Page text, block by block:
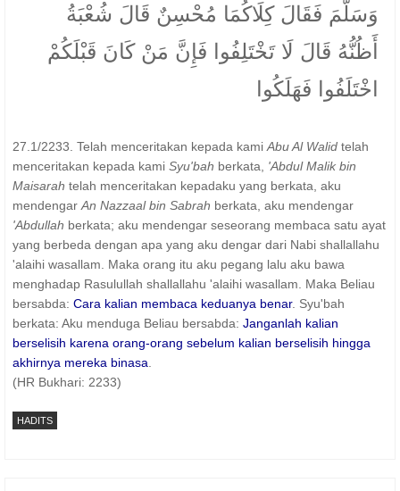
وَسَلَّمَ فَقَالَ كِلَاكُمَا مُحْسِنٌ قَالَ شُعْبَةُ
أَظُنُّهُ قَالَ لَا تَخْتَلِفُوا فَإِنَّ مَنْ كَانَ قَبْلَكُمْ
اخْتَلَفُوا فَهَلَكُوا
27.1/2233. Telah menceritakan kepada kami Abu Al Walid telah
menceritakan kepada kami Syu'bah berkata, 'Abdul Malik bin
Maisarah telah menceritakan kepadaku yang berkata, aku
mendengar An Nazzaal bin Sabrah berkata, aku mendengar
'Abdullah berkata; aku mendengar seseorang membaca satu ayat
yang berbeda dengan apa yang aku dengar dari Nabi shallallahu
'alaihi wasallam. Maka orang itu aku pegang lalu aku bawa
menghadap Rasulullah shallallahu 'alaihi wasallam. Maka Beliau
bersabda: Cara kalian membaca keduanya benar. Syu'bah
berkata: Aku menduga Beliau bersabda: Janganlah kalian
berselisih karena orang-orang sebelum kalian berselisih hingga
akhirnya mereka binasa
(HR Bukhari: 2233)
HADITS